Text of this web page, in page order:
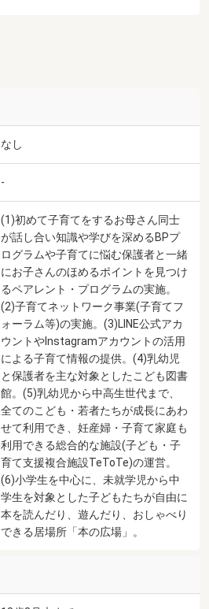
なし
-
(1)初めて子育てをするお母さん同士
が話し合い知識や学びを深めるBPプ
ログラムや子育てに悩む保護者と一緒
にお子さんのほめるポイントを見つけ
るペアレント・プログラムの実施。
(2)子育てネットワーク事業(子育てフ
ォーラム等)の実施。(3)LINE公式アカ
ウントやInstagramアカウントの活用
による子育て情報の提供。(4)乳幼児
と保護者を主な対象としたこども図書
館。(5)乳幼児から中高生世代まで、
全てのこども・若者たちが成長にあわ
せて利用でき、妊産婦・子育て家庭も
利用できる総合的な施設(子ども・子
育て支援複合施設TeToTe)の運営。
(6)小学生を中心に、未就学児から中
学生を対象とした子どもたちが自由に
本を読んだり、遊んだり、おしゃべり
できる居場所「本の広場」。